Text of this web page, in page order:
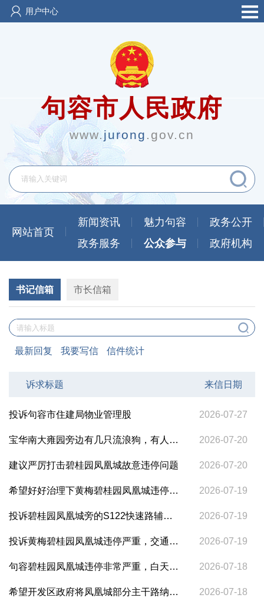
用户中心
句容市人民政府
www.jurong .gov.cn
网站首页
新闻资讯 魅力句容
政务公开
政务服务
公众参与 政府机构
书记信箱 市长信箱
最新回复 我要写信 信件统计
诉求标题 来信日期
投诉句容市住建局物业管理股 2026-07-27
宝华南大雍园旁边有几只流浪狗，有人定点投喂，过去就追着人咬 2026-07-20
建议严厉打击碧桂园凤凰城故意违停问题 2026-07-20
希望好好治理下黄梅碧桂园凤凰城违停，违停之多之频繁惨不忍睹 2026-07-19
投诉碧桂园凤凰城旁的S122快速路辅路长期重型车辆违停，并延伸造成破坏凤凰城内道路问题 2026-07-19
投诉黄梅碧桂园凤凰城违停严重，交通秩序混乱 2026-07-19
句容碧桂园凤凰城违停非常严重，白天和晚上都很严重，违停成为常态 2026-07-18
希望开发区政府将凤凰城部分主干路纳入市区道路或者乡道县道，让句容公交可以直接通到凤凰城内区域 2026-07-18